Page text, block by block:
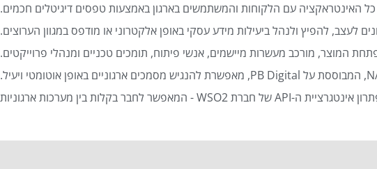
האינטראקציה עם הלקוחות והמשתמשים בארגון באמצעות טפסים דיגיטלים חכמים.
לעצב, להפיץ ולנהל ביעילות מידע עסקי באופן אלקטרוני או מודפס במגוון הערוצים.
המוצר, מורכב מעשרות מיישמים, אנשי פיתוח, תומכים טכניים ומנהלי פרוייקטים.